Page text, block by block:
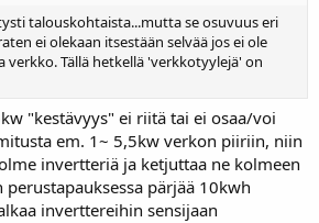
talouskohtaista...mutta se osuvuus eri
ei olekaan itsestään selvää jos ei ole
verkko. Tällä hetkellä 'verkkotyylejä' on
"kestävyys" ei riitä tai ei osaa/voi
em. 1~ 5,5kw verkon piiriin, niin
invertteriä ja ketjuttaa ne kolmeen
perustapauksessa pärjää 10kwh
inverttereihin sensijaan